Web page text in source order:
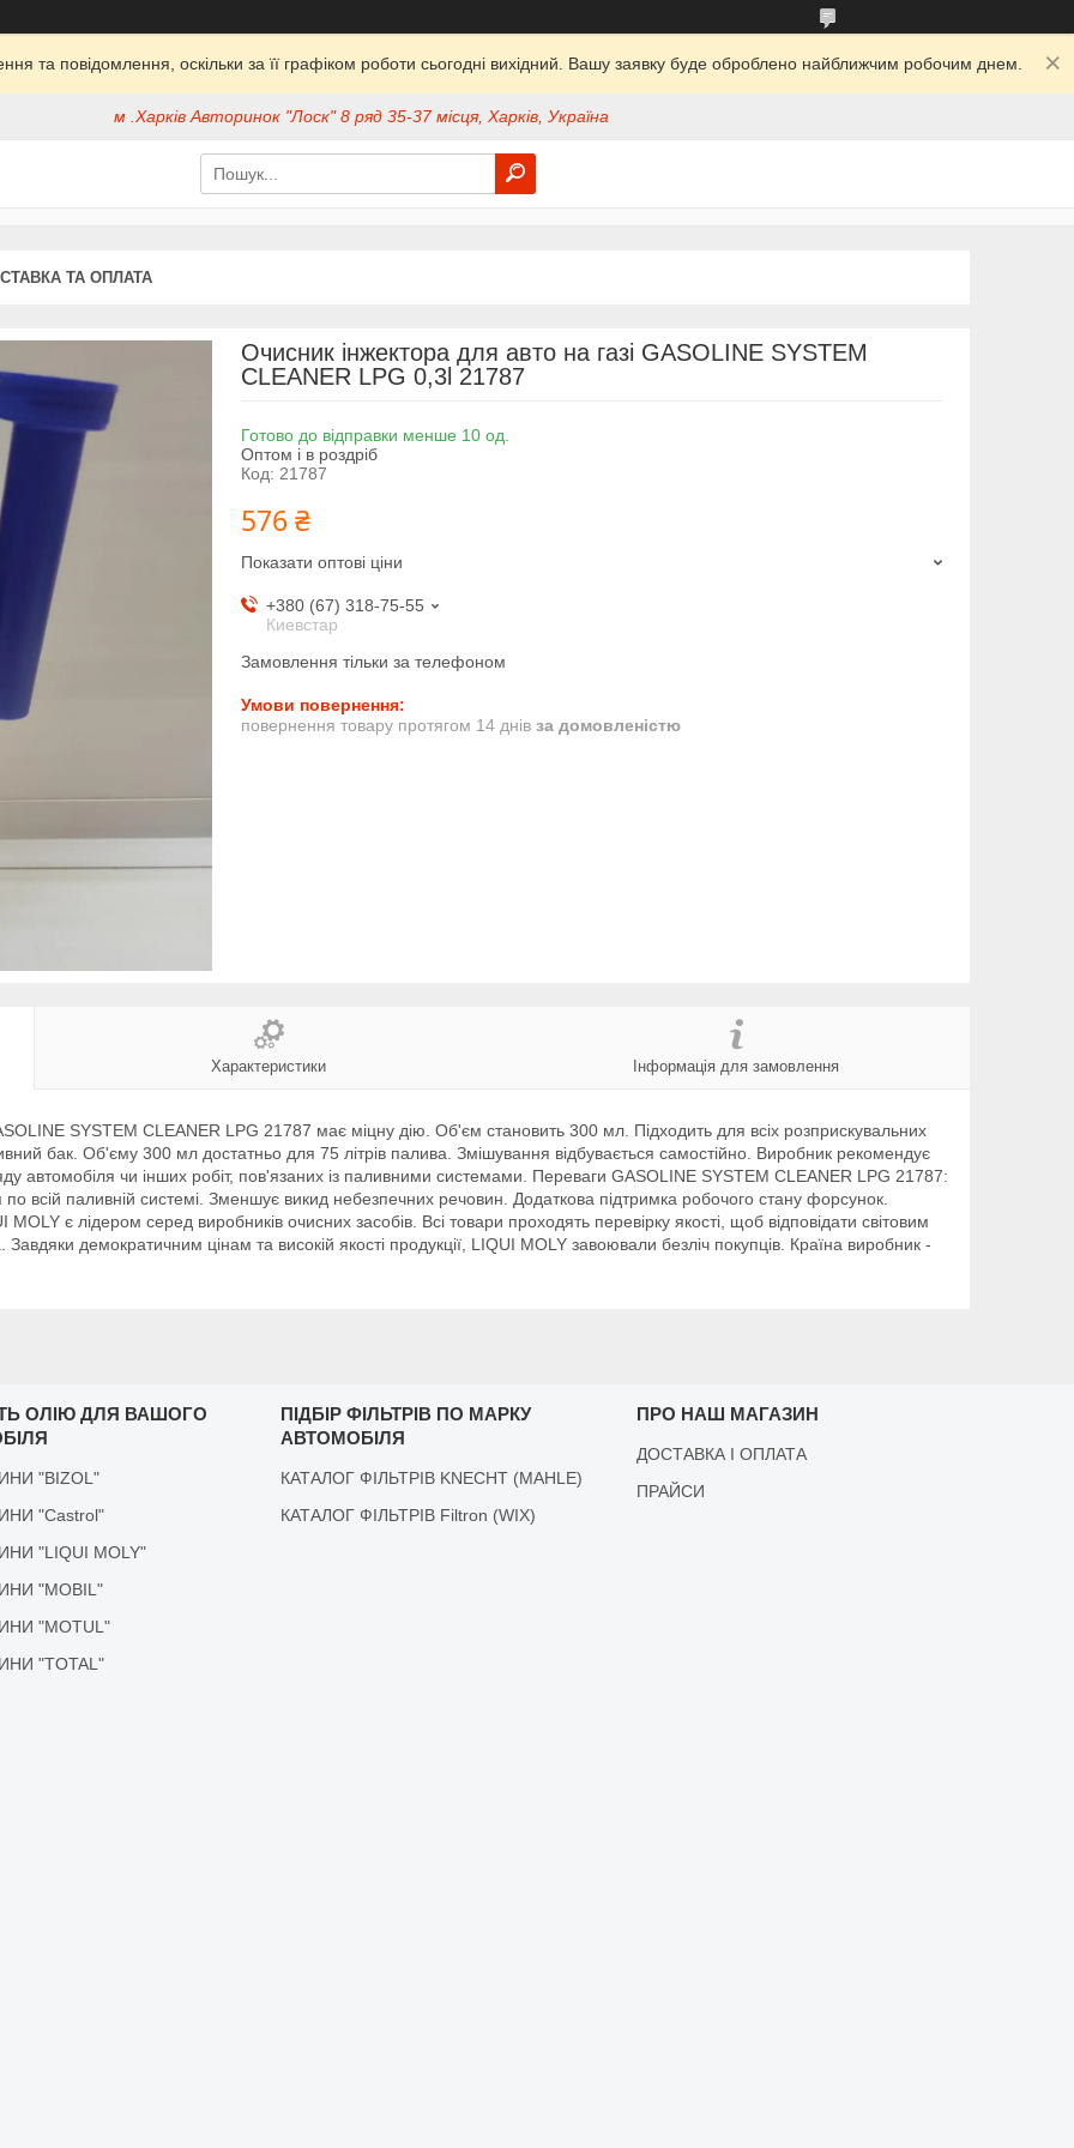
та повідомлення, оскільки за її графіком роботи сьогодні вихідний. Вашу заявку буде оброблено найближчим робочим днем.
м .Харків Авторинок "Лоск" 8 ряд 35-37 місця, Харків, Україна
ТА ОПЛАТА
Очисник інжектора для авто на газі GASOLINE SYSTEM
CLEANER LPG 0,3l 21787
Готово до відправки менше 10 од.
Оптом і в роздріб
Код: 21787
576 ₴
Показати оптові ціни
+380 (67) 318-75-55
Киевстар
Замовлення тільки за телефоном
повернення товару протягом 14 днів за домовленістю
Характеристики Інформація для замовлення
SYSTEM CLEANER LPG 21787 має міцну дію. Об'єм становить 300 мл. Підходить для всіх розприскувальних
бак. Об'єму 300 мл достатньо для 75 літрів палива. Змішування відбувається самостійно. Виробник рекомендує
автомобіля чи інших робіт, пов'язаних із паливними системами. Переваги GASOLINE SYSTEM CLEANER LPG 21787:
всій паливній системі. Зменшує викид небезпечних речовин. Додаткова підтримка робочого стану форсунок.
є лідером серед виробників очисних засобів. Всі товари проходять перевірку якості, щоб відповідати світовим
демократичним цінам та високій якості продукції, LIQUI MOLY завоювали безліч покупців. Країна виробник -
ОЛІЮ ДЛЯ ВАШОГО
"BIZOL"
"Castrol"
"LIQUI MOLY"
"MOBIL"
"MOTUL"
"TOTAL"
ПІДБІР ФІЛЬТРІВ ПО МАРКУ
АВТОМОБІЛЯ
КАТАЛОГ ФІЛЬТРІВ KNECHT (MAHLE)
КАТАЛОГ ФІЛЬТРІВ Filtron (WIX)
ПРО НАШ МАГАЗИН
ДОСТАВКА І ОПЛАТА
ПРАЙСИ